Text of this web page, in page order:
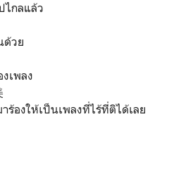
ไกลแล้ว
ด้วย
เพลง
ร้องให้เป็นเพลงที่ไร้ที่ติได้เลย